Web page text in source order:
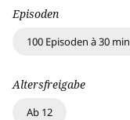
Episoden
100 Episoden à 30 min
Altersfreigabe
Ab 12